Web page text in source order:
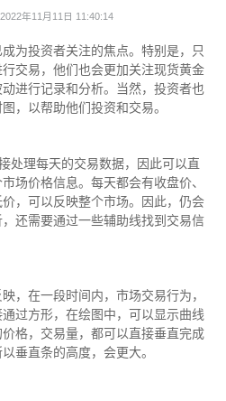
年11月11日 11:40:14
为投资者关注的焦点。特别是，只
交易，他们也会更加关注现货黄金
进行记录和分析。当然，投资者也
，以帮助他们投资和交易。
处理每天的交易数据，因此可以直
场价格信息。每天都会有收盘价、
，可以反映整个市场。因此，仍会
还需要通过一些辅助线找到交易信
，在一段时间内，市场交易行为，
过方形，在绘图中，可以显示曲线
格，交易量，都可以直接垂直完成
垂直条的高度，会更大。